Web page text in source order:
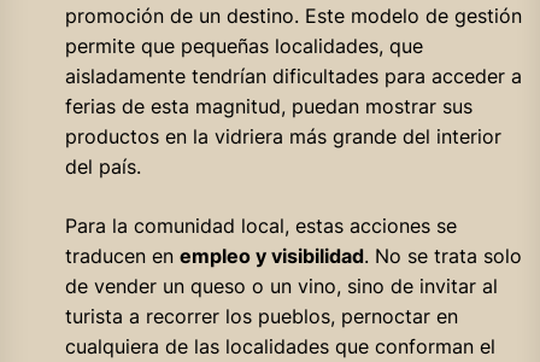
promoción de un destino. Este modelo de gestión
permite que pequeñas localidades, que
aisladamente tendrían dificultades para acceder a
ferias de esta magnitud, puedan mostrar sus
productos en la vidriera más grande del interior
del país.
Para la comunidad local, estas acciones se
traducen en empleo y visibilidad. No se trata solo
de vender un queso o un vino, sino de invitar al
turista a recorrer los pueblos, pernoctar en
cualquiera de las localidades que conforman el